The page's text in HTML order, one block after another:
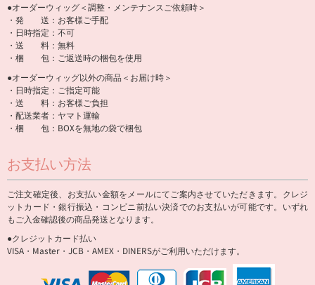
●オーダーウィッグ＜調整・メンテナンスご依頼時＞
・発 送：お客様ご手配
・日時指定：不可
・送 料：無料
・梱 包：ご返送時の梱包を使用
●オーダーウィッグ以外の商品＜お届け時＞
・日時指定：ご指定可能
・送 料：お客様ご負担
・配送業者：ヤマト運輸
・梱 包：BOXを無地の袋で梱包
お支払い方法
ご注文確定後、お支払い金額をメールにてご案内させていただきます。クレジ
ットカード・銀行振込・コンビニ前払い決済でのお支払いが可能です。いずれ
もご入金確認後の商品発送となります。
●クレジットカード払い
VISA・Master・JCB・AMEX・DINERSがご利用いただけます。